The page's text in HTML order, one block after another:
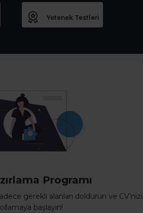
Yetenek Testleri
Programı
gerekli alanları doldurun ve CV’nizi
başlayın!